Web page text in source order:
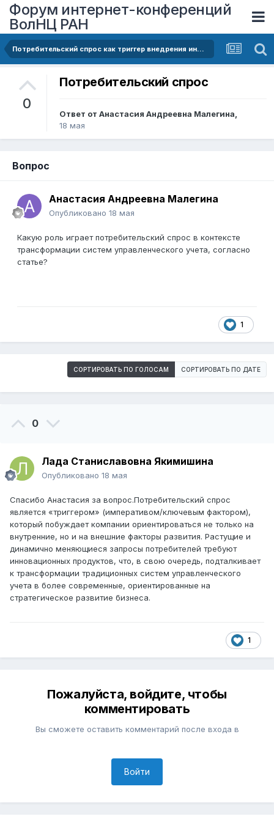
Форум интернет-конференций
ВолНЦ РАН
Потребительский спрос как триггер внедрения инновационных систем управленческого учёта
0
Потребительский спрос
Ответ от Анастасия Андреевна Малегина,
18 мая
Вопрос
Анастасия Андреевна Малегина
Опубликовано 18 мая
Какую роль играет потребительский спрос в контексте
трансформации систем управленческого учета, согласно
статье?
1
СОРТИРОВАТЬ ПО ГОЛОСАМ СОРТИРОВАТЬ ПО ДАТЕ
0
Лада Станиславовна Якимишина
Опубликовано 18 мая
Спасибо Анастасия за вопрос.Потребительский спрос
является «триггером» (императивом/ключевым фактором),
который побуждает компании ориентироваться не только на
внутренние, но и на внешние факторы развития. Растущие и
динамично меняющиеся запросы потребителей требуют
инновационных продуктов, что, в свою очередь, подталкивает
к трансформации традиционных систем управленческого
учета в более современные, ориентированные на
стратегическое развитие бизнеса.
1
Пожалуйста, войдите, чтобы
комментировать
Вы сможете оставить комментарий после входа в
Войти